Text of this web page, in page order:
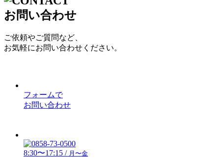
お問い合わせ
ご依頼やご質問など、
お気軽にお問い合わせください。
フォームで
お問い合わせ
8:30〜17:15 / 月〜金